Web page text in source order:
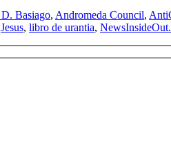
Basiago, Andromeda Council,
Jesus, libro de urantia,